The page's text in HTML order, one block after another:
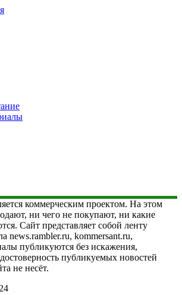
коммерческим проектом. На этом
ни чего не покупают, ни какие
Сайт представляет собой ленту
news.rambler.ru, kommersant.ru,
публикуются без искажения,
достоверность публикуемых новостей
не несёт.